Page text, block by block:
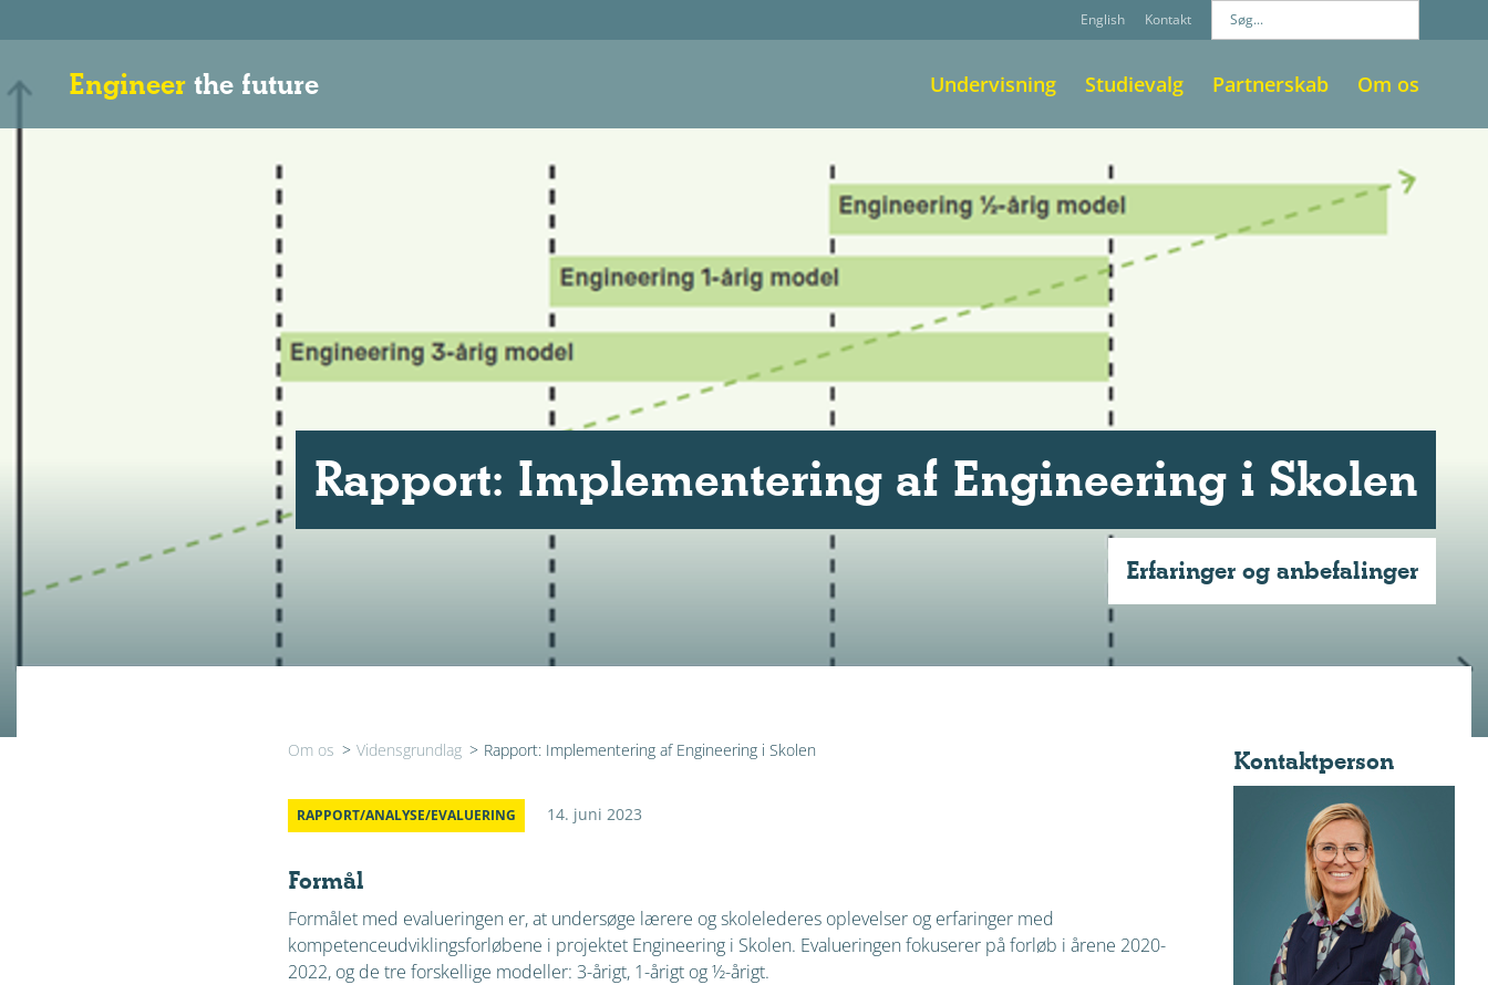
English Kontakt
Engineer the future Undervisning Studievalg Partnerskab Om os
Rapport: Implementering af Engineering i Skolen
Erfaringer og anbefalinger
Om os > Vidensgrundlag > Rapport: Implementering af Engineering i Skolen
RAPPORT/ANALYSE/EVALUERING 14. juni 2023
Formål
Formålet med evalueringen er, at undersøge lærere og skolelederes oplevelser og erfaringer med
kompetenceudviklingsforløbene i projektet Engineering i Skolen. Evalueringen fokuserer på forløb i årene 2020-
2022, og de tre forskellige modeller: 3-årigt, 1-årigt og ½-årigt.
Kontaktperson